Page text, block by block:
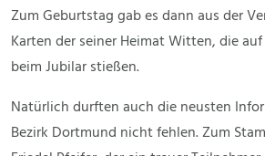
Zum Geburtstag gab es dann aus der
Karten der seiner Heimat Witten, die
beim Jubilar stießen.
Natürlich durften auch die neusten
Bezirk Dortmund nicht fehlen. Zum